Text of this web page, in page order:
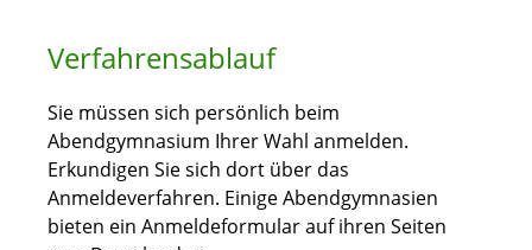
Verfahrensablauf
Sie müssen sich persönlich beim
Abendgymnasium Ihrer Wahl anmelden.
Erkundigen Sie sich dort über das
Anmeldeverfahren. Einige Abendgymnasien
bieten ein Anmeldeformular auf ihren Seiten